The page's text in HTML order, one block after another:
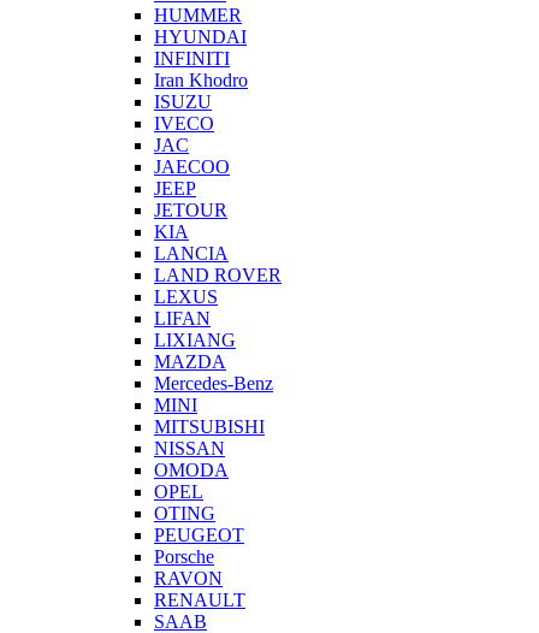
HUMMER
HYUNDAI
INFINITI
Iran Khodro
ISUZU
IVECO
JAC
JAECOO
JEEP
JETOUR
KIA
LANCIA
LAND ROVER
LEXUS
LIFAN
LIXIANG
MAZDA
Mercedes-Benz
MINI
MITSUBISHI
NISSAN
OMODA
OPEL
OTING
PEUGEOT
Porsche
RAVON
RENAULT
SAAB